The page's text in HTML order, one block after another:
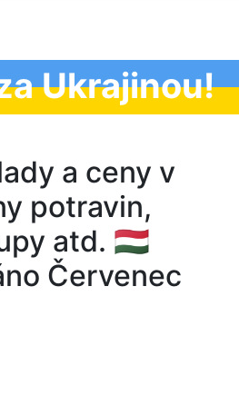
Ukrajinou!
a ceny v
potravin,
atd. 🇭🇺
Červenec